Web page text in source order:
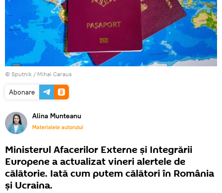
© Sputnik / Mihai Caraus
Abonare
Alina Munteanu
Materialele autorului
Ministerul Afacerilor Externe și Integrării
Europene a actualizat vineri alertele de
călătorie. Iată cum putem călători în România
și Ucraina.